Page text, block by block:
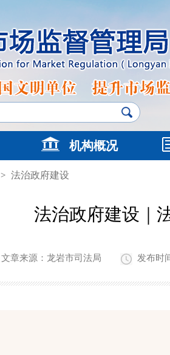
机构概况
> 法治政府建设
法治政府建设｜
文章来源：龙岩市司法局 发布时